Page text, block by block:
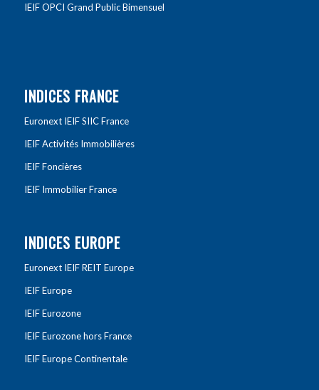
IEIF OPCI Grand Public Bimensuel
INDICES FRANCE
Euronext IEIF SIIC France
IEIF Activités Immobilières
IEIF Foncières
IEIF Immobilier France
INDICES EUROPE
Euronext IEIF REIT Europe
IEIF Europe
IEIF Eurozone
IEIF Eurozone hors France
IEIF Europe Continentale